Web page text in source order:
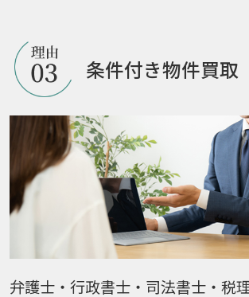
条件付き物件買取
弁護士・行政書士・司法書士・税